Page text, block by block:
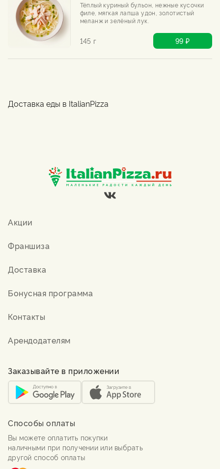
Тёплый куриный бульон, нежные кусочки
филе, мягкая лапша удон, золотистый
меланж и зелёный лук.
145 г 99 ₽
Доставка еды в ItalianPizza
Акции
Франшиза
Доставка
Бонусная программа
Контакты
Арендодателям
Заказывайте в приложении
Способы оплаты
Вы можете оплатить покупки
наличными при получении или выбрать
другой способ оплаты